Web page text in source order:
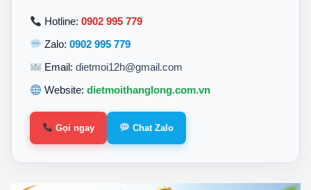
Hotline:0902 995 779
Zalo:0902 995 779
Email:dietmoi12h@gmail.com
Website:dietmoithanglong.com.vn
Gọi ngay Chat Zalo